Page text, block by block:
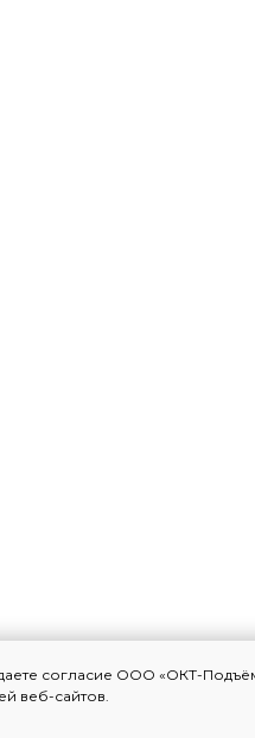
даете согласие ООО «ОКТ-
веб-сайтов.